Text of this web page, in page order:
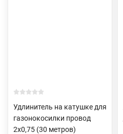
Удлинитель на катушке для
газонокосилки провод
2х0,75 (30 метров)